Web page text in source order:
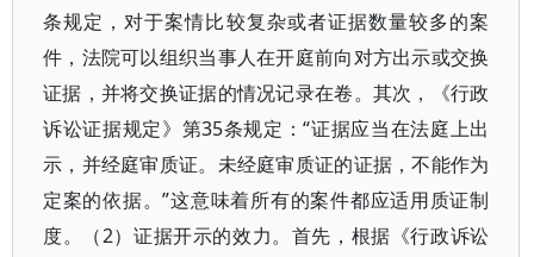
条规定，对于案情比较复杂或者证据数量较多的案
件，法院可以组织当事人在开庭前向对方出示或交换
证据，并将交换证据的情况记录在卷。其次，《行政
诉讼证据规定》第35条规定：“证据应当在法庭上出
示，并经庭审质证。未经庭审质证的证据，不能作为
定案的依据。”这意味着所有的案件都应适用质证制
度。（2）证据开示的效力。首先，根据《行政诉讼